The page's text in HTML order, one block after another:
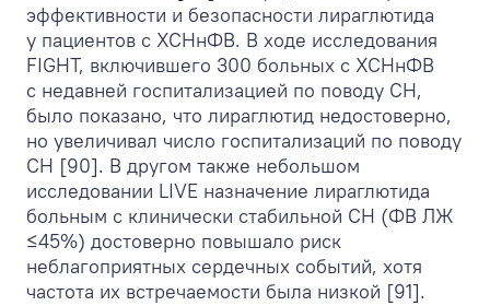
эффективности и безопасности лираглютида
у пациентов с ХСНнФВ. В ходе исследования
FIGHT, включившего 300 больных с ХСНнФВ
с недавней госпитализацией по поводу СН,
было показано, что лираглютид недостоверно,
но увеличивал число госпитализаций по поводу
СН [90]. В другом также небольшом
исследовании LIVE назначение лираглютида
больным с клинически стабильной СН (ФВ ЛЖ
≤45%) достоверно повышало риск
неблагоприятных сердечных событий, хотя
частота их встречаемости была низкой [91].